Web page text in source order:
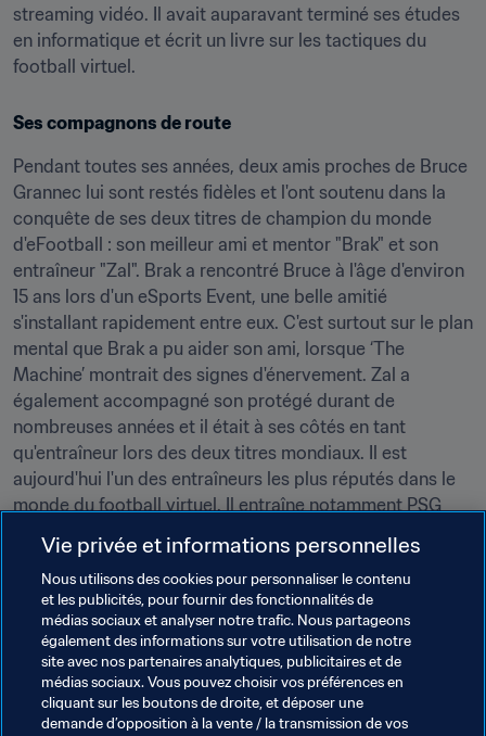
streaming vidéo. Il avait auparavant terminé ses études
en informatique et écrit un livre sur les tactiques du
football virtuel.
Ses compagnons de route
Pendant toutes ses années, deux amis proches de Bruce
Grannec lui sont restés fidèles et l'ont soutenu dans la
conquête de ses deux titres de champion du monde
d'eFootball : son meilleur ami et mentor "Brak" et son
entraîneur "Zal". Brak a rencontré Bruce à l'âge d'environ
15 ans lors d'un eSports Event, une belle amitié
s'installant rapidement entre eux. C'est surtout sur le plan
mental que Brak a pu aider son ami, lorsque ‘The
Machine’ montrait des signes d'énervement. Zal a
également accompagné son protégé durant de
nombreuses années et il était à ses côtés en tant
qu'entraîneur lors des deux titres mondiaux. Il est
aujourd'hui l'un des entraîneurs les plus réputés dans le
monde du football virtuel. Il entraîne notamment PSG
World Cup™ - et il a également dirigé l'équipe de France
lors de la FIFA eNations Cup™ 2019.
Malgré ses nombreux succès et son statut de légende,
Bruce Grannec est resté l'un des joueurs les plus
modestes du milieu et il fait figure d'exemple et
Vie privée et informations personnelles
Nous utilisons des cookies pour personnaliser le contenu
et les publicités, pour fournir des fonctionnalités de
médias sociaux et analyser notre trafic. Nous partageons
également des informations sur votre utilisation de notre
site avec nos partenaires analytiques, publicitaires et de
médias sociaux. Vous pouvez choisir vos préférences en
cliquant sur les boutons de droite, et déposer une
demande d’opposition à la vente / la transmission de vos